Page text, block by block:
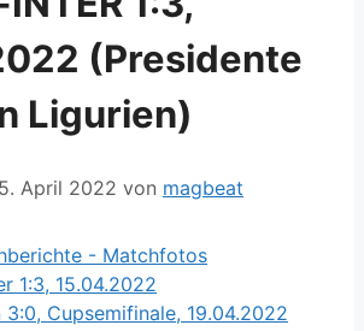
(Presidente
Ligurien)
April 2022 von magbeat
- Matchfotos
1:3, 15.04.2022
3:0, Cupsemifinale, 19.04.2022